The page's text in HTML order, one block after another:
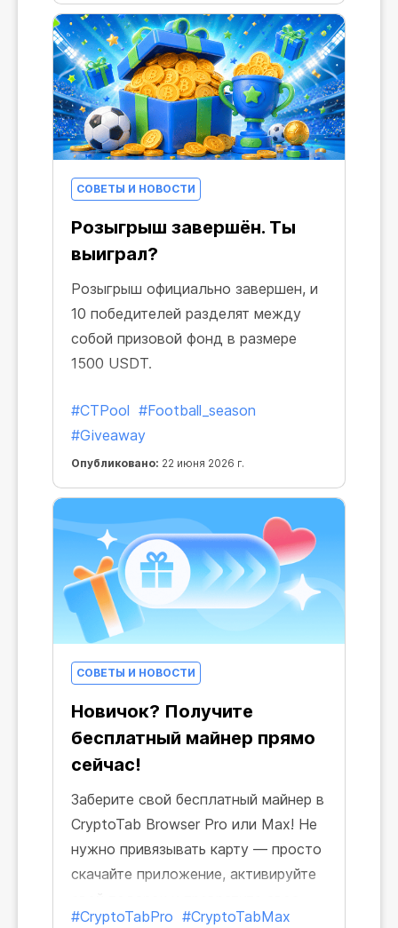
СОВЕТЫ И НОВОСТИ
Розыгрыш завершён. Ты
выиграл?
Розыгрыш официально завершен, и
10 победителей разделят между
собой призовой фонд в размере
1500 USDT.
#CTPool #Football_season
#Giveaway
Опубликовано: 22 июня 2026 г.
СОВЕТЫ И НОВОСТИ
Новичок? Получите
бесплатный майнер прямо
сейчас!
Заберите свой бесплатный майнер в
CryptoTab Browser Pro или Max! Не
нужно привязывать карту — просто
скачайте приложение, активируйте
время онлайн в крипту.
#CryptoTabPro #CryptoTabMax